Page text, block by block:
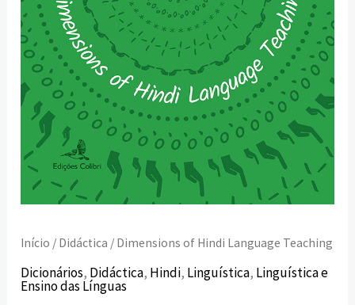
Início / Didáctica / Dimensions of Hindi Language Teaching
Dicionários, Didáctica, Hindi, Linguística, Linguística e
Ensino das Línguas